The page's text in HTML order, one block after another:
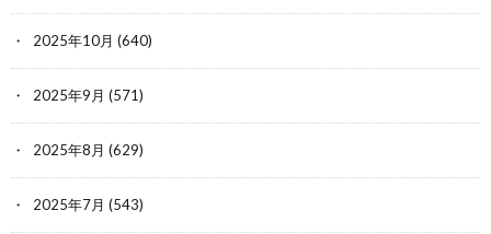
2025年10月 (640)
2025年9月 (571)
2025年8月 (629)
2025年7月 (543)